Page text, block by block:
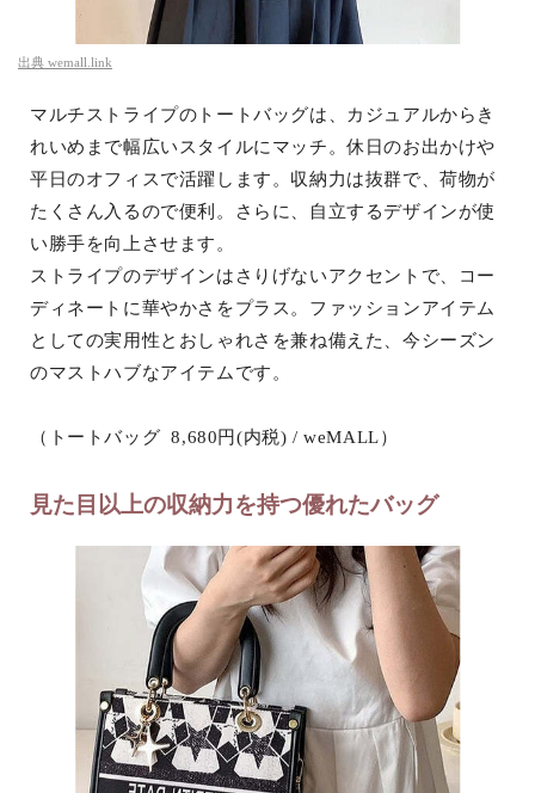
出典 wemall.link
マルチストライプのトートバッグは、カジュアルからき
れいめまで幅広いスタイルにマッチ。休日のお出かけや
平日のオフィスで活躍します。収納力は抜群で、荷物が
たくさん入るので便利。さらに、自立するデザインが使
い勝手を向上させます。
ストライプのデザインはさりげないアクセントで、コー
ディネートに華やかさをプラス。ファッションアイテム
としての実用性とおしゃれさを兼ね備えた、今シーズン
のマストハブなアイテムです。
（トートバッグ 8,680円(内税) / weMALL）
見た目以上の収納力を持つ優れたバッグ